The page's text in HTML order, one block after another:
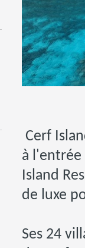
Cerf
à l'entrée
Island
de luxe
Ses 24